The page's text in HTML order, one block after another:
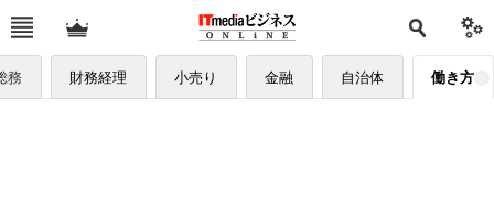
務 財務経理 小売り 金融 自治体 働き方